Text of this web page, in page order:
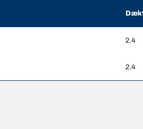
2.4
2.4